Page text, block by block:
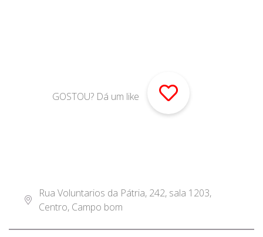
GOSTOU? Dá um like
Rua Voluntarios da Pátria, 242, sala 1203,
Centro, Campo bom